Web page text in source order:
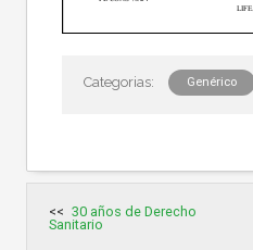
Genérico
de
entradas
30 años de Derecho
Sanitario